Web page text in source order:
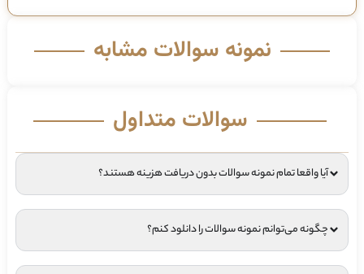
نمونه سوالات مشابه
سوالات متداول
آیا واقعا تمام نمونه سوالات بدون دریافت هزینه هستند؟
چگونه می‌توانم نمونه سوالات را دانلود کنم؟